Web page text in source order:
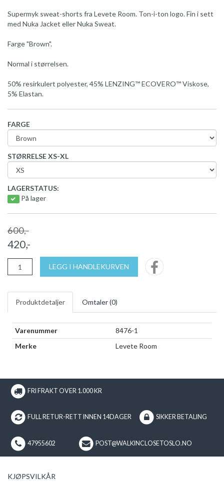
Supermyk sweat-shorts fra Levete Room. Ton-i-ton logo. Fin i sett
med Nuka Jacket eller Nuka Sweat.
Farge "Brown".
Normal i størrelsen.
50% resirkulert polyester, 45% LENZING™ ECOVERO™ Viskose,
5% Elastan.
FARGE
STØRRELSE XS-XL
LAGERSTATUS:
På lager
600,-
420,-
LEGG I HANDLEKURVEN
Produktdetaljer Omtaler (0)
Varenummer
8476-1
Merke
Levete Room
FRI FRAKT OVER 1.000 KR
FULL RETUR-RETT INNEN 14DAGER SIKKER BETALING
47955602 POST@WALKINCLOSETOSLO.NO
KJØPSVILKÅR